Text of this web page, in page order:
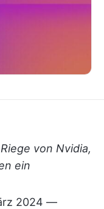
von Nvidia,
ein
2024 —